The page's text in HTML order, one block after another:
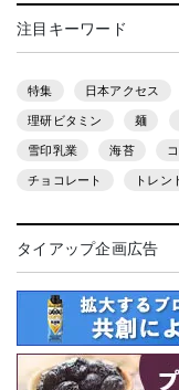
注目キーワード
特集 日本アクセス
理研ビタミン 麺
雪印乳業 海苔
チョコレート トレン
タイアップ企画広告